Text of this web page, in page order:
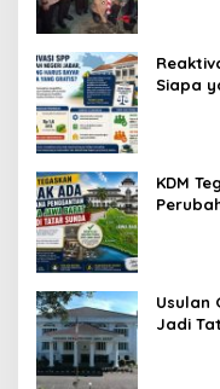
Siapa
KDM
Usulan
Jadi